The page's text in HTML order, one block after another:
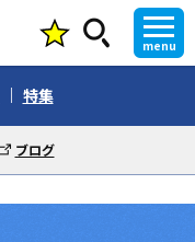
menu
特集
ブログ